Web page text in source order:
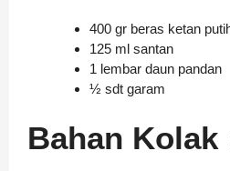
400 gr beras ketan
125 ml santan
1 lembar daun pandan
½ sdt garam
Bahan Kolak